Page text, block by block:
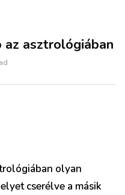
asztrológiában
olyan
cserélve a másik